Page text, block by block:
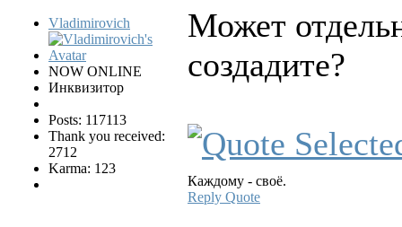
Vladimirovich
NOW ONLINE
Инквизитор
Posts: 117113
Thank you received:
2712
Karma: 123
Может
создадите?
Каждому - своё.
Reply Quote